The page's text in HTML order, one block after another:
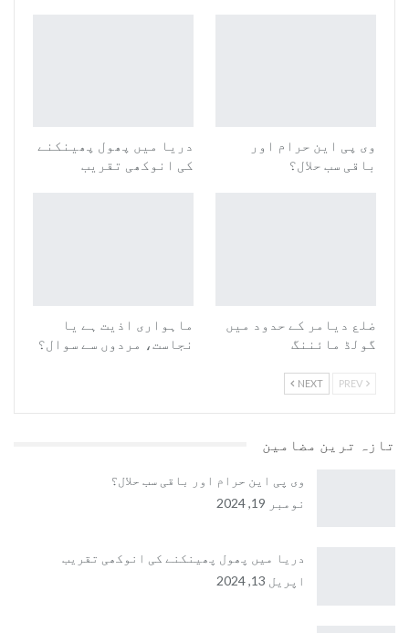
وی پی این حرام اور
باقی سب حلال؟
دریا میں پھول پھینکنے
کی انوکھی تقریب
ضلع دیامر کے حدود میں
گولڈ مائننگ
ماہواری اذیت ہے یا
نجاست، مردوں سے سوال؟
NEXT
تازہ ترین مضامین
وی پی این حرام اور باقی سب حلال؟
نومبر 19, 2024
دریا میں پھول پھینکنے کی انوکھی تقریب
اپریل 13, 2024